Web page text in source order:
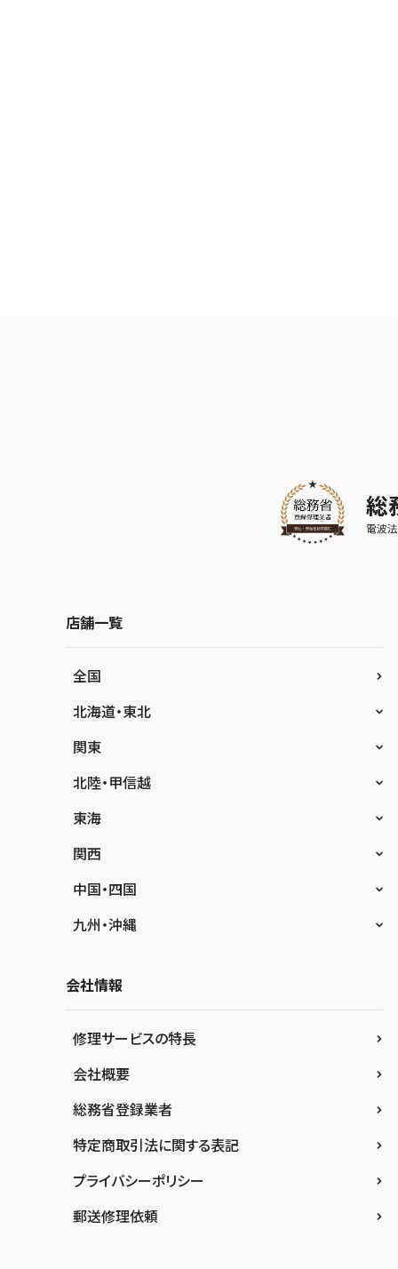
店舗一覧
全国
北海道・東北
スマホスピタル大丸札幌
関東
スマホスピタル宇都宮
スマホスピタル 高崎
スマホスピタル鴻巣
スマホスピタル テルル三芳
スマホスピタル 熊谷
スマホスピタル埼玉大宮
スマホスピタル テルル蒲生
スマホスピタル テルル新越谷
スマホスピタル テルル草加花栗
スマホスピタル テルル東川口
スマホスピタル船橋FACE
スマホスピタル柏
スマホスピタル 佐倉
北陸・甲信越
スマホスピタルアル・プラザ小松
スマホスピタル 北陸総合修理センター
スマホスピタル 長野
東海
スマホスピタル岐阜
スマホスピタル 浜松
スマホスピタル静岡パルコ
スマホスピタル名古屋駅前
スマホスピタル 西枇杷島
スマホスピタル 尾張旭
スマホスピタル ゲオデジタルベース名古屋焼
山
スマホスピタル知多
関西
スマホスピタル 大阪梅田
スマホスピタル by デジホ 梅田地下（うめち
スマホスピタル京橋
スマホスピタル by デジホ天王寺ミオ
スマホスピタル難波
スマホスピタル高槻
スマホスピタルイオンタウン茨木太田
スマホスピタル江坂
スマホスピタルくずはモール
スマホスピタルビオルネ枚方
中国・四国
スマホスピタル 松江
スマホスピタル高松
九州・沖縄
もち
スマホスピタル 香椎九産大前
スマホスピタル福岡天神
スマホスピタル熊本下通
スマホスピタル GODOモバイル大分府内町
スマホスピタル沖縄美里
会社情報
修理サービスの特長
会社概要
総務省登録業者
特定商取引法に関する表記
プライバシーポリシー
郵送修理依頼